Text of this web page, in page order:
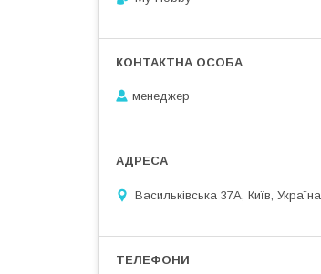
менеджер
Васильківська 37А, Київ, Україна